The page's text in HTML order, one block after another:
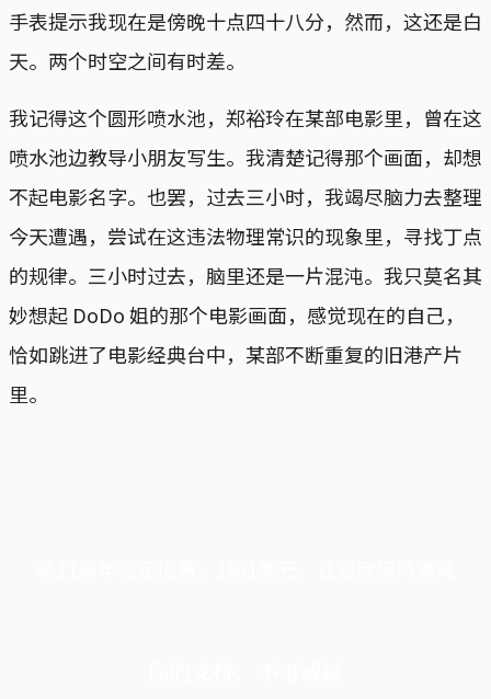
手表提示我现在是傍晚十点四十八分，然而，这还是白
天。两个时空之间有时差。
我记得这个圆形喷水池，郑裕玲在某部电影里，曾在这
喷水池边教导小朋友写生。我清楚记得那个画面，却想
不起电影名字。也罢，过去三小时，我竭尽脑力去整理
今天遭遇，尝试在这违法物理常识的现象里，寻找丁点
的规律。三小时过去，脑里还是一片混沌。我只莫名其
妙想起 DoDo 姐的那个电影画面，感觉现在的自己，
恰如跳进了电影经典台中，某部不断重复的旧港产片
里。